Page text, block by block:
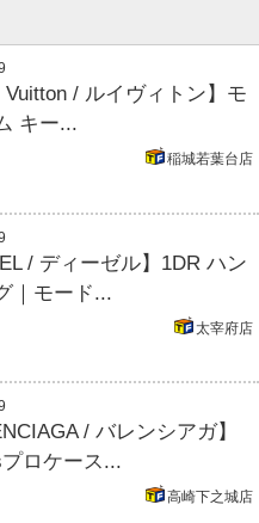
Vuitton / ルイヴィトン】モ
キー...
稲城若葉台店
/ ディーゼル】1DR ハン
｜モード...
太宰府店
/ バレンシアガ】
ロケース...
高崎下之城店